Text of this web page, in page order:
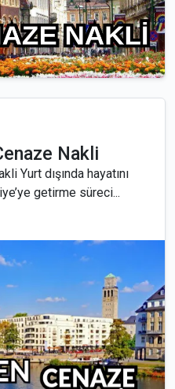
Nakli
Yurt dışında hayatını
getirme süreci...